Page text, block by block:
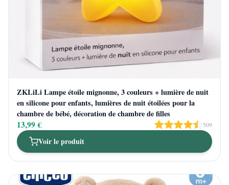
ZKLiLi Lampe étoile mignonne, 3 couleurs + lumière de nuit
en silicone pour enfants, lumières de nuit étoilées pour la
chambre de bébé, décoration de chambre de filles
13,99 € 509
Voir le produit